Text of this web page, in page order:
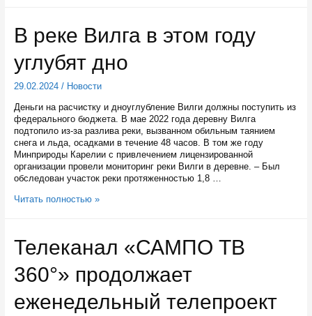
Шуя
к
газу
продолжится
уже
марте
В реке Вилга в этом году
углубят дно
29.02.2024/ Новости
Деньги на расчистку и дноуглубление Вилги должны поступить из
федерального бюджета. В мае 2022 года деревну Вилга
подтопило из-за разлива реки, вызванном обильным таянием
снега и льда, осадками в течение 48 часов. В том же году
Минприроды Карелии с привлечением лицензированной
организации провели мониторинг реки Вилги в деревне. – Был
обследован участок реки протяженностью 1,8 …
В
этом
году
углубят
дно
Читать полностью »
Телеканал «САМПО ТВ
360°» продолжает
еженедельный телепроект